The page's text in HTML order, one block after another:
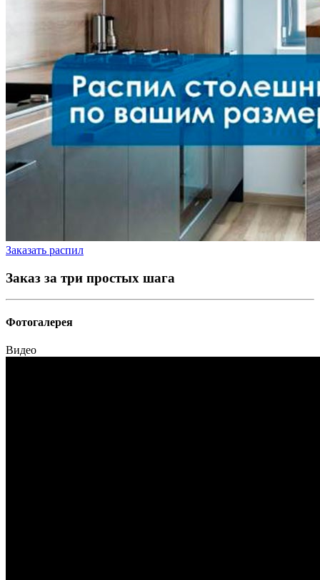
Заказать распил
Заказ за три простых шага
Фотогалерея
Видео